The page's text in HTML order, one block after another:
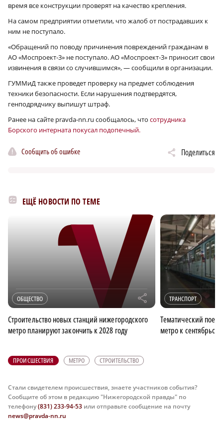
время все конструкции проверят на качество крепления.
На самом предприятии отметили, что жалоб от пострадавших к
ним не поступало.
«Обращений по поводу причинения повреждений гражданам в
АО «Моспроект‑3» не поступало. АО «Моспроект‑3» приносит свои
извинения в связи со случившимся», — сообщили в организации.
ГУММиД также проведет проверку на предмет соблюдения
техники безопасности. Если нарушения подтвердятся,
генподрядчику выпишут штраф.
Ранее на сайте pravda-nn.ru сообщалось, что сотрудника
Борского интерната покусал подопечный.
Сообщить об ошибке Поделиться
ЕЩЁ НОВОСТИ ПО ТЕМЕ
ОБЩЕСТВО r
Строительство новых станций нижегородского
метро планируют закончить к 2028 году
ТРАНСПОРТ
Тематический
метро к
ПРОИСШЕСТВИЯ МЕТРО СТРОИТЕЛЬСТВО
Стали свидетелем происшествия, знаете участников события?
Сообщите об этом в редакцию "Нижегородской правды" по
телефону(831) 233-94-53 или отправьте сообщение на почту
news@pravda-nn.ru